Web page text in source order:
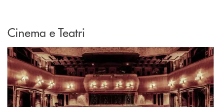
Cinema e Teatri